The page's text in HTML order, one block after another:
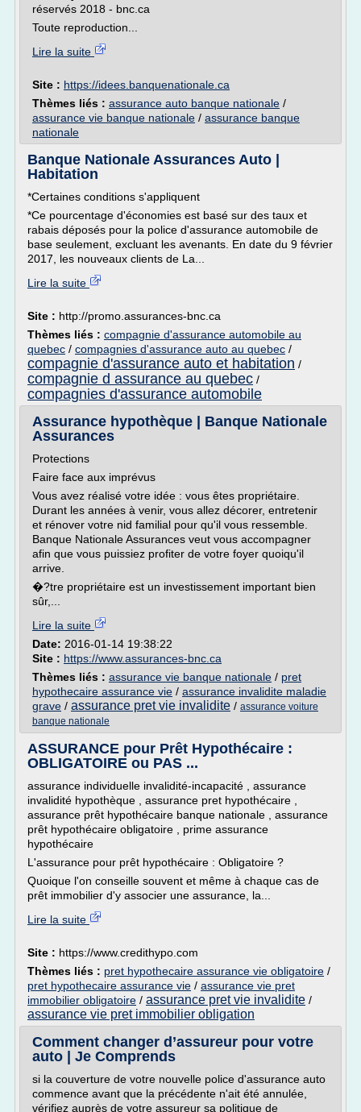
réservés 2018 - bnc.ca
Toute reproduction...
Lire la suite
Site : https://idees.banquenationale.ca
Thèmes liés : assurance auto banque nationale /
assurance vie banque nationale / assurance banque
nationale
Banque Nationale Assurances Auto |
Habitation
*Certaines conditions s'appliquent
*Ce pourcentage d'économies est basé sur des taux et
rabais déposés pour la police d'assurance automobile de
base seulement, excluant les avenants. En date du 9 février
2017, les nouveaux clients de La...
Lire la suite
Site : http://promo.assurances-bnc.ca
Thèmes liés : compagnie d'assurance automobile au
quebec / compagnies d'assurance auto au quebec /
compagnie d'assurance auto et habitation /
compagnie d assurance au quebec /
compagnies d'assurance automobile
Assurance hypothèque | Banque Nationale
Assurances
Protections
Faire face aux imprévus
Vous avez réalisé votre idée : vous êtes propriétaire.
Durant les années à venir, vous allez décorer, entretenir
et rénover votre nid familial pour qu'il vous ressemble.
Banque Nationale Assurances veut vous accompagner
afin que vous puissiez profiter de votre foyer quoiqu'il
arrive.
�?tre propriétaire est un investissement important bien
sûr,...
Lire la suite
Date: 2016-01-14 19:38:22
Site : https://www.assurances-bnc.ca
Thèmes liés : assurance vie banque nationale / pret
hypothecaire assurance vie / assurance invalidite maladie
grave / assurance pret vie invalidite / assurance voiture
banque nationale
ASSURANCE pour Prêt Hypothécaire :
OBLIGATOIRE ou PAS ...
assurance individuelle invalidité-incapacité , assurance
invalidité hypothèque , assurance pret hypothécaire ,
assurance prêt hypothécaire banque nationale , assurance
prêt hypothécaire obligatoire , prime assurance
hypothécaire
L'assurance pour prêt hypothécaire : Obligatoire ?
Quoique l'on conseille souvent et même à chaque cas de
prêt immobilier d'y associer une assurance, la...
Lire la suite
Site : https://www.credithypo.com
Thèmes liés : pret hypothecaire assurance vie obligatoire /
pret hypothecaire assurance vie / assurance vie pret
immobilier obligatoire / assurance pret vie invalidite /
assurance vie pret immobilier obligation
Comment changer d’assureur pour votre
auto | Je Comprends
si la couverture de votre nouvelle police d'assurance auto
commence avant que la précédente n'ait été annulée,
vérifiez auprès de votre assureur sa politique de